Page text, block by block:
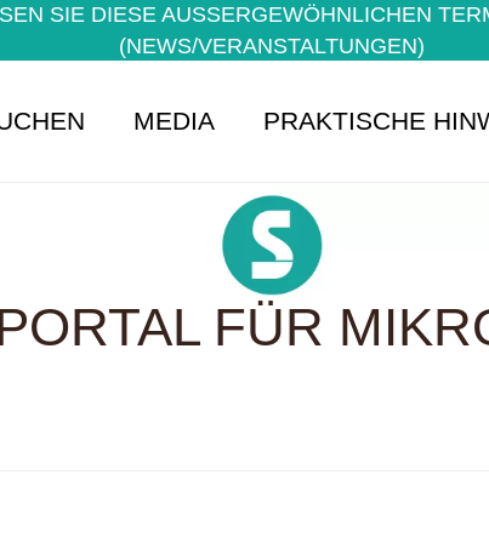
SIE DIESE AUSSERGEWÖHNLICHEN
NEWS/VERANSTALTUNGEN)
MEDIA PRAKTISCHE
FÜR